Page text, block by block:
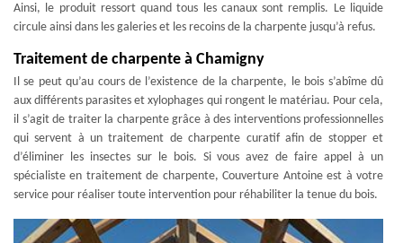
Ainsi, le produit ressort quand tous les canaux sont remplis. Le liquide
circule ainsi dans les galeries et les recoins de la charpente jusqu’à refus.
Traitement de charpente à Chamigny
Il se peut qu’au cours de l’existence de la charpente, le bois s’abîme dû
aux différents parasites et xylophages qui rongent le matériau. Pour cela,
il s’agit de traiter la charpente grâce à des interventions professionnelles
qui servent à un traitement de charpente curatif afin de stopper et
d’éliminer les insectes sur le bois. Si vous avez de faire appel à un
spécialiste en traitement de charpente, Couverture Antoine est à votre
service pour réaliser toute intervention pour réhabiliter la tenue du bois.